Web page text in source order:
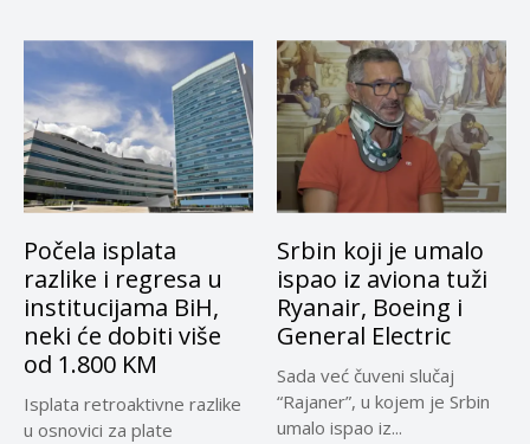
Počela isplata
razlike i regresa u
institucijama BiH,
neki će dobiti više
od 1.800 KM
Isplata retroaktivne razlike
u osnovici za plate
Srbin koji je umalo
ispao iz aviona tuži
Ryanair, Boeing i
General Electric
Sada već čuveni slučaj
“Rajaner”, u kojem je Srbin
umalo ispao iz...